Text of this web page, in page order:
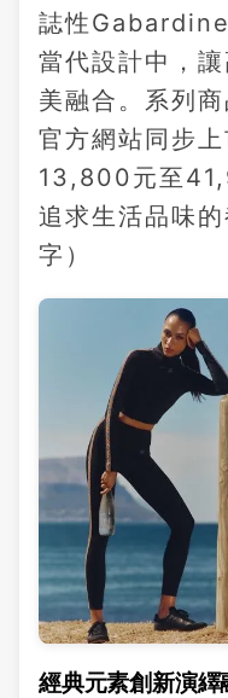
誌性
當代設計中，
美融合。系列
官方網站同步
13,800元至
追求生活品味
字）
經典元素創新演繹